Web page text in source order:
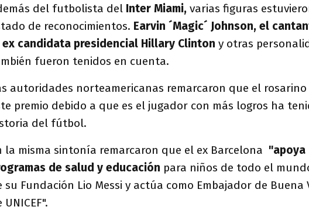
del futbolista del Inter Miami, varias figuras
de reconocimientos. Earvin ´Magic´ Johnson, el
ex candidata presidencial Hillary Clinton y otras
fueron tenidos en cuenta.
autoridades norteamericanas remarcaron que el rosarino
premio debido a que es el jugador con más logros ha
del fútbol.
la misma sintonía remarcaron que el ex Barcelona "apoya
de salud y educación para niños de todo el
su Fundación Lio Messi y actúa como Embajador de
UNICEF".